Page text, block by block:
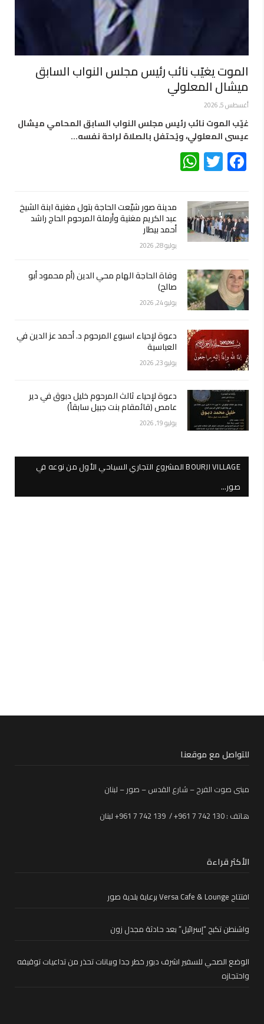
الموت يغيّب نائب رئيس مجلس النواب السابق
ميشال المعلولي
أغسطس 5, 2026
غيّب الموت نائب رئيس مجلس النواب السابق المحامي ميشال
عيسى المعلولي، ويُحتفل بالصلاة لراحة نفسه…
Facebook
Twitter
مدينة صور شيّعت الحاجة بتول مغنية ابنة الشيخ
عبد الكريم مغنية وأرملة المرحوم الحاج راشد
أحمد بيطار
يوليو 28, 2026
وفاة الحاجة الهام محي الدين (أم محمود أبو
صالح)
يوليو 24, 2026
دعوة لإحياء اسبوع المرحوم د. أحمد عز الدين في
العباسية
يوليو 23, 2026
دعوة لإحياء ثالث المرحوم خليل دبوق في دير
عامص (قائمقام بنت جبيل سابقاً)
يوليو 19, 2026
BOURJI VILLAGE المشروع التجاري السياحي الأول من نوعه في
صور…
للتواصل مع موقعنا
مبنى صوت الفرح – شارع القدس – صور – لبنان
هاتف : 130 742 7 961+ / 139 742 7 961+ لبنان
الأكثر قراءة
افتتاح Versa Cafe & Lounge برعاية بلدية صور
واشنطن تكبح “إسرائيل” بعد حادثة مجدل زون
الوضع الصحي للسفير اشرف دبور خطر جدا وبيانات تحذر من تداعيات توقيفه
واحتجازه